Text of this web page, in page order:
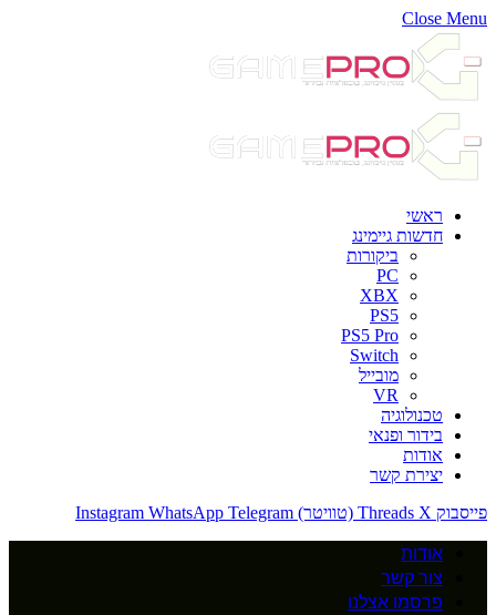
Close Menu
ראשי
חדשות גיימינג
ביקורות
PC
XBX
PS5
PS5 Pro
Switch
מובייל
VR
טכנולוגיה
בידור ופנאי
אודות
יצירת קשר
פייסבוק
Threads X (טוויטר) Instagram WhatsApp Telegram
אודות
צור קשר
פרסמו אצלנו